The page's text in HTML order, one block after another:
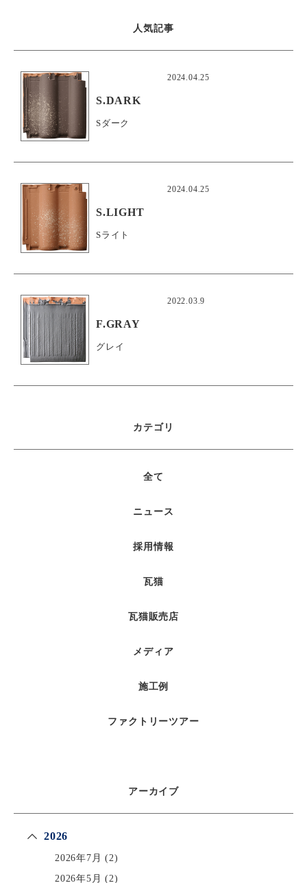
人気記事
2024.04.25
S.DARK
Sダーク
2024.04.25
S.LIGHT
Sライト
2022.03.9
F.GRAY
グレイ
カテゴリ
全て
ニュース
採用情報
瓦猫
瓦猫販売店
メディア
施工例
ファクトリーツアー
アーカイブ
2026
2026年7月 (2)
2026年5月 (2)